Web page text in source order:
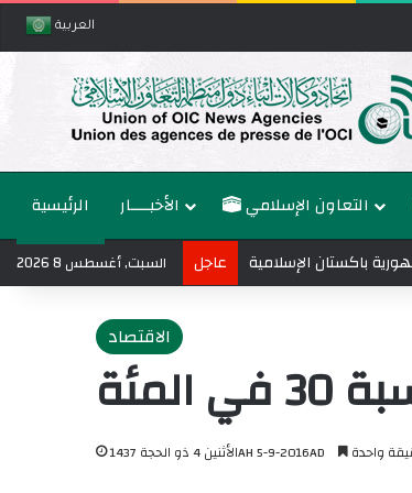
العربية
الرئيسية الأخبــــار التعاون الإسلامي
السبت, أغسطس 8 2026 عاجل باكستان الإسلامية
الاقتصاد
الأثنين 4 ذو الحجة 1437AH 5-9-2016AD واحدة